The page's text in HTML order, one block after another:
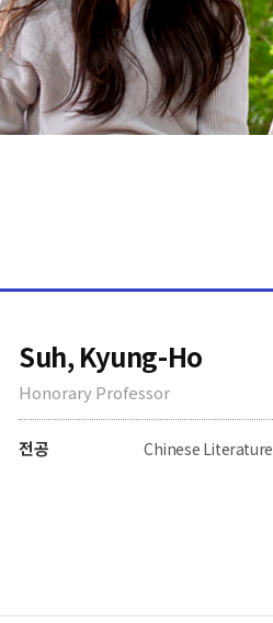
Suh, Kyung-Ho
Honorary Professor
전공 Chinese Literature